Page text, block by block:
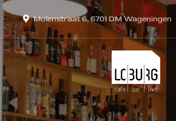
Molenstraat 6, 6701 DM Wageningen